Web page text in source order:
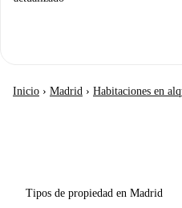
Inicio › Madrid › Habitaciones en
Tipos de propiedad en Madrid